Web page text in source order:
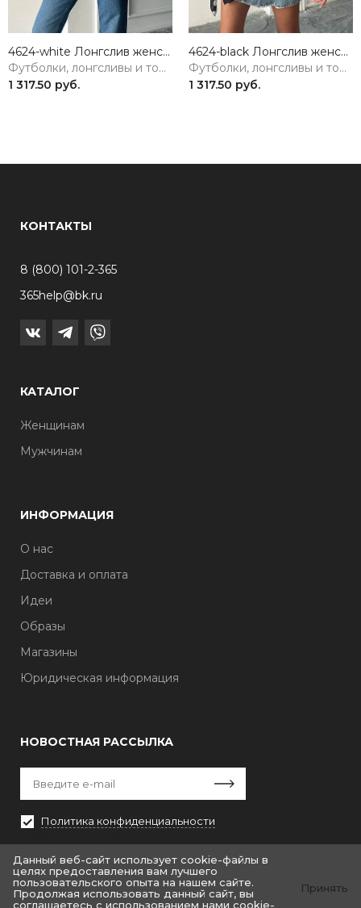
4624-white Лонгслив женский белый Girl
Футболки, лонгсливы и топы
1 317.50 руб.
4624-black Лонгслив женский черный Girl
Футболки, лонгсливы и топы
1 317.50 руб.
КОНТАКТЫ
8 (800) 101-2-365
365help@bk.ru
КАТАЛОГ
Женщинам
Мужчинам
ИНФОРМАЦИЯ
О нас
Доставка и оплата
Идеи
Образы
Магазины
Юридическая информация
НОВОСТНАЯ РАССЫЛКА
Политика конфиденциальности
Первая кампания
Данный веб-сайт использует cookie-файлы в
целях предоставления вам лучшего
пользовательского опыта на нашем сайте.
Продолжая использовать данный сайт, вы
соглашаетесь с использованием нами cookie-
Принять